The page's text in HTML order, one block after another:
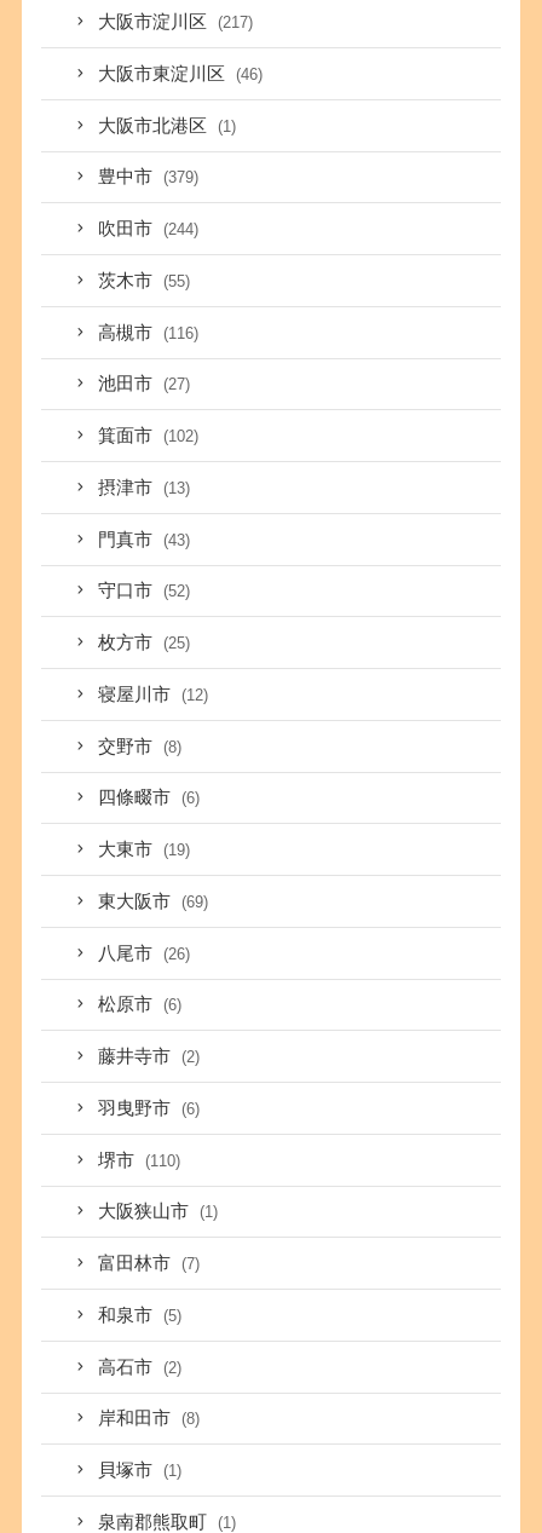
大阪市淀川区 (217)
大阪市東淀川区 (46)
大阪市北港区 (1)
豊中市 (379)
吹田市 (244)
茨木市 (55)
高槻市 (116)
池田市 (27)
箕面市 (102)
摂津市 (13)
門真市 (43)
守口市 (52)
枚方市 (25)
寝屋川市 (12)
交野市 (8)
四條畷市 (6)
大東市 (19)
東大阪市 (69)
八尾市 (26)
松原市 (6)
藤井寺市 (2)
羽曳野市 (6)
堺市 (110)
大阪狭山市 (1)
富田林市 (7)
和泉市 (5)
高石市 (2)
岸和田市 (8)
貝塚市 (1)
泉南郡熊取町 (1)